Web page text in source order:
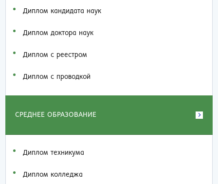
Диплом кандидата наук
Диплом доктора наук
Диплом с реестром
Диплом с проводкой
СРЕДНЕЕ ОБРАЗОВАНИЕ
Диплом техникума
Диплом колледжа